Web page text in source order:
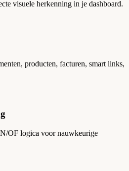
visuele herkenning in je dashboard.
producten, facturen, smart links,
OF logica voor nauwkeurige